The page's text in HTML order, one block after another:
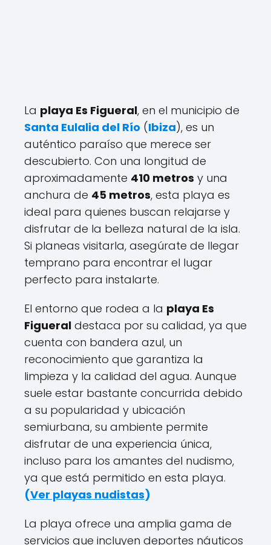
La playa Es Figueral, en el municipio de
Santa Eulalia del Río (Ibiza), es un
auténtico paraíso que merece ser
descubierto. Con una longitud de
aproximadamente 410 metros y una
anchura de 45 metros, esta playa es
ideal para quienes buscan relajarse y
disfrutar de la belleza natural de la isla.
Si planeas visitarla, asegúrate de llegar
temprano para encontrar el lugar
perfecto para instalarte.
El entorno que rodea a la playa Es
Figueral destaca por su calidad, ya que
cuenta con bandera azul, un
reconocimiento que garantiza la
limpieza y la calidad del agua. Aunque
suele estar bastante concurrida debido
a su popularidad y ubicación
semiurbana, su ambiente permite
disfrutar de una experiencia única,
incluso para los amantes del nudismo,
ya que está permitido en esta playa.
(Ver playas nudistas)
La playa ofrece una amplia gama de
servicios que incluyen deportes náuticos